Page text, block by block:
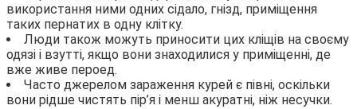
використання ними одних сідало, гнізд, приміщення
таких пернатих в одну клітку.
Люди також можуть приносити цих кліщів на своєму
одязі і взутті, якщо вони знаходилися у приміщенні, де
вже живе пероед.
Часто джерелом зараження курей є півні, оскільки
вони рідше чистять пір’я і менш акуратні, ніж несучки.